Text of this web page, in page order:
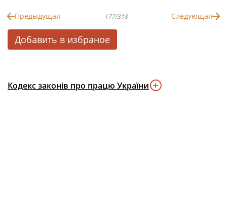
Предыдущая 177/318 Следующая
Добавить в избраное
Кодекс законів про працю України